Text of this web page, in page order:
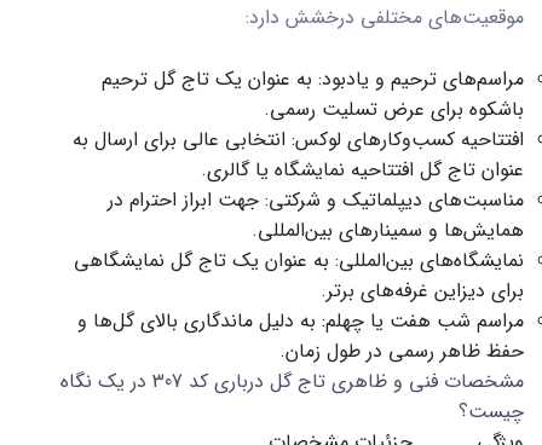
موقعیت‌های مختلفی درخشش دارد:
مراسم‌های ترحیم و یادبود: به عنوان یک تاج گل ترحیم
باشکوه برای عرض تسلیت رسمی.
افتتاحیه کسب‌وکارهای لوکس: انتخابی عالی برای ارسال به
عنوان تاج گل افتتاحیه نمایشگاه یا گالری.
مناسبت‌های دیپلماتیک و شرکتی: جهت ابراز احترام در
همایش‌ها و سمینارهای بین‌المللی.
نمایشگاه‌های بین‌المللی: به عنوان یک تاج گل نمایشگاهی
برای دیزاین غرفه‌های برتر.
مراسم شب هفت یا چهلم: به دلیل ماندگاری بالای گل‌ها و
حفظ ظاهر رسمی در طول زمان.
مشخصات فنی و ظاهری تاج گل درباری کد 307 در یک نگاه
چیست؟